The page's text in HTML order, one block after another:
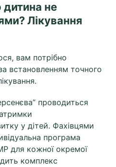
не
Лікування
вам потрібно
встановленням точного
проводиться
у дітей. Фахівцями
програма
для кожної окремої
комплекс